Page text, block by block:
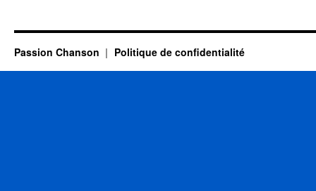
Passion Chanson Politique de confidentialité